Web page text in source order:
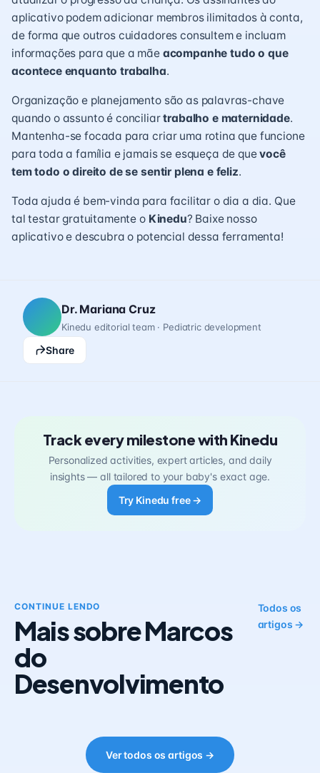
aplicativo podem adicionar membros ilimitados à conta,
de forma que outros cuidadores consultem e incluam
informações para que a mãe acompanhe tudo o que
acontece enquanto trabalha.
Organização e planejamento são as palavras-chave
quando o assunto é conciliartrabalho e maternidade.
Mantenha-se focada para criar uma rotina que funcione
para toda a família e jamais se esqueça de quevocê
tem todo o direito de se sentir plena e feliz.
Toda ajuda é bem-vinda para facilitar o dia a dia. Que
tal testar gratuitamente o Kinedu? Baixe nosso
aplicativoe descubra o potencial dessa ferramenta!
Dr. Mariana Cruz
Kinedu editorial team · Pediatric development
Share
Track every milestone with Kinedu
Personalized activities, expert articles, and daily
insights — all tailored to your baby's exact age.
Try Kinedu free →
CONTINUE LENDO
Mais sobre Marcos
do
Desenvolvimento
Todos os
artigos →
Ver todos os artigos →